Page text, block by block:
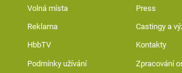
Volná místa Press
Reklama Castingy a
HbbTV Kontakty
Podmínky užívání Zpracování